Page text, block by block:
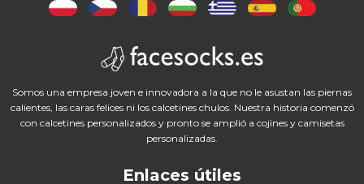
Somos una empresa joven e innovadora a la que no le asustan las piernas
calientes, las caras felices ni los calcetines chulos. Nuestra historia comenzó
con calcetines personalizados y pronto se amplió a cojines y camisetas
personalizadas.
Enlaces útiles